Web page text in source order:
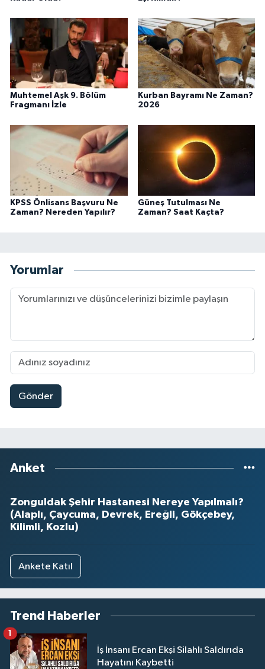
Muhtemel Aşk 9. Bölüm
Fragmanı İzle
Kurban Bayramı Ne Zaman?
2026
KPSS Önlisans Başvuru Ne
Zaman? Nereden Yapılır?
Güneş Tutulması Ne
Zaman? Saat Kaçta?
Yorumlar
Gönder
Anket
Zonguldak Şehir Hastanesi Nereye Yapılmalı?
(Alaplı, Çaycuma, Devrek, Ereğli, Gökçebey,
Kilimli, Kozlu)
Ankete Katıl
Trend Haberler
İş İnsanı Ercan Ekşi Silahlı Saldırıda
Hayatını Kaybetti
1